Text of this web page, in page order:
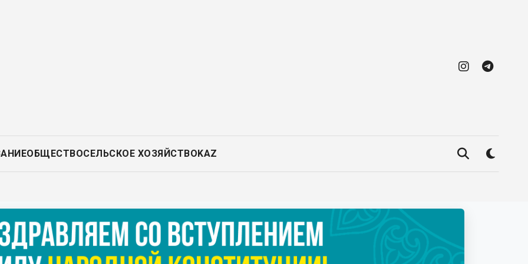
ОБЩЕСТВОСЕЛЬСКОЕ ХОЗЯЙСТВОKAZ